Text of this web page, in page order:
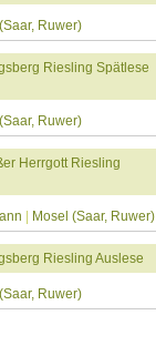
Ruwer)
Riesling Spätlese
Ruwer)
Herrgott Riesling
Mosel (Saar, Ruwer)
Riesling Auslese
Ruwer)